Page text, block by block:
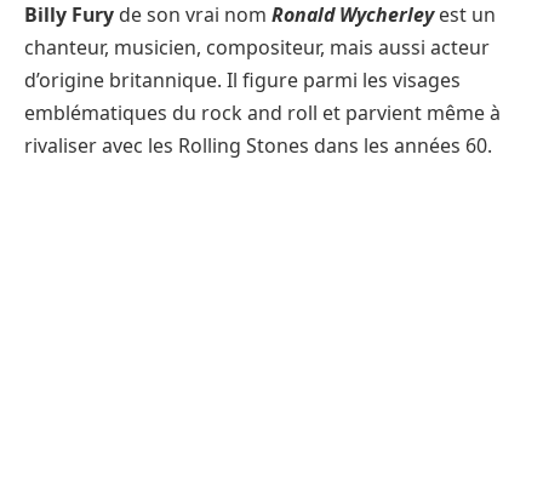
Billy Fury de son vrai nom Ronald Wycherleyest un
chanteur, musicien, compositeur, mais aussi acteur
d’origine britannique. Il figure parmi les visages
emblématiques du rock and roll et parvient même à
rivaliser avec les Rolling Stones dans les années 60.